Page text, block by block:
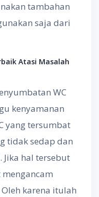
tambahan
saja dari
Atasi Masalah
WC
kenyamanan
yang tersumbat
tidak sedap dan
hal tersebut
karena itulah